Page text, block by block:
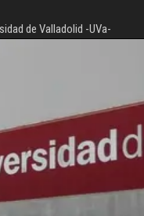
de Valladolid -UVa-